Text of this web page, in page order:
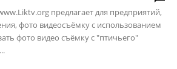
предлагает для предприятий,
фото видеосъёмку с использованием
фото видео съёмку с "птичьего"